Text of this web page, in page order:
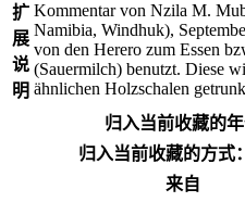
扩
展
说
明
Kommentar von Nzila M.
Namibia, Windhuk),
von den Herero zum Essen
(Sauermilch) benutzt. Diese
ähnlichen Holzschalen
归入当前收藏的
归入当前收藏的方式
来自